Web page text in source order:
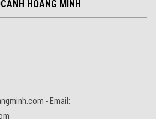
HOÀNG MINH
- Email: